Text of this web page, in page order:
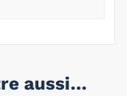
aussi…